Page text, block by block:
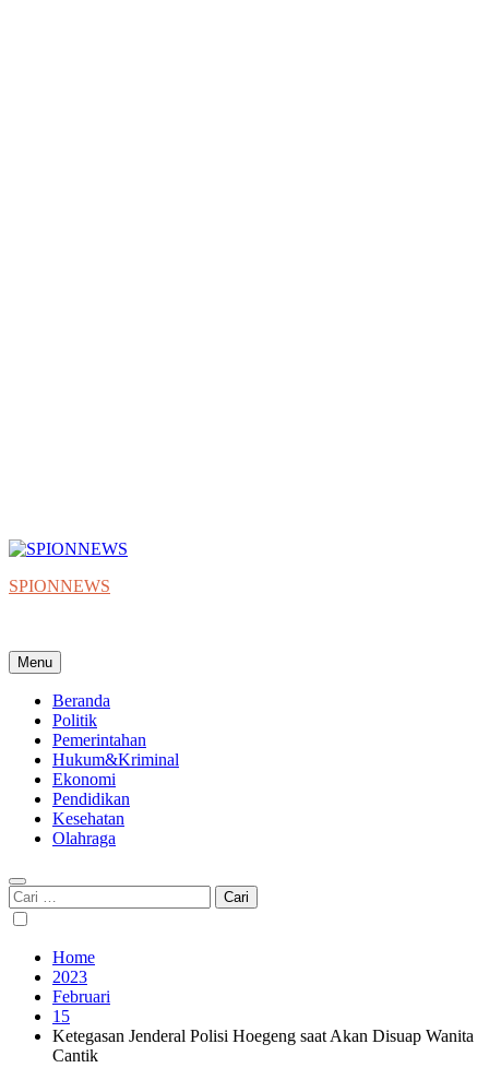
SPIONNEWS
Menu
Beranda
Politik
Pemerintahan
Hukum&Kriminal
Ekonomi
Pendidikan
Kesehatan
Olahraga
Cari
untuk:
Home
2023
Februari
15
Ketegasan Jenderal Polisi Hoegeng saat Akan Disuap Wanita
Cantik